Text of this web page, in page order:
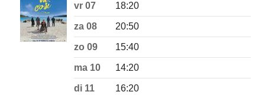
vr 07 18:20
za 08 20:50
zo 09 15:40
ma 10 14:20
di 11 16:20